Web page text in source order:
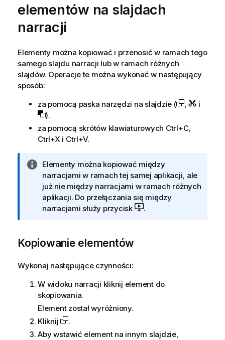
elementów na slajdach
narracji
Elementy można kopiować i przenosić w ramach tego
samego slajdu narracji lub w ramach różnych
slajdów. Operacje te można wykonać w następujący
sposób:
za pomocą paska narzędzi na slajdzie (
,
i
).
za pomocą skrótów klawiaturowych Ctrl+C,
Ctrl+X i Ctrl+V.
I
n
f
o
r
c
a
Elementy można kopiować między
narracjami w ramach tej samej aplikacji, ale
już nie między narracjami w ramach różnych
aplikacji. Do przełączania się między
narracjami służy przycisk
.
Kopiowanie elementów
Wykonaj następujące czynności:
W widoku narracji kliknij element do
skopiowania.
Element został wyróżniony.
Kliknij
.
Aby wstawić element na innym slajdzie,